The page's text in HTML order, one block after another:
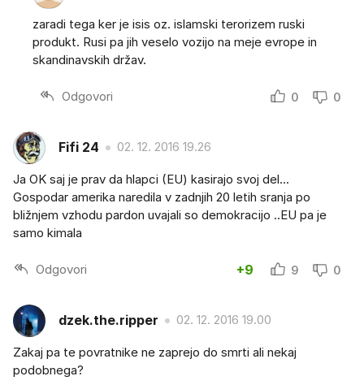
zaradi tega ker je isis oz. islamski terorizem ruski
produkt. Rusi pa jih veselo vozijo na meje evrope in
skandinavskih držav.
Odgovori 0 0
Fifi 24 02. 12. 2016 19.26
Ja OK saj je prav da hlapci (EU) kasirajo svoj del...
Gospodar amerika naredila v zadnjih 20 letih sranja po
bližnjem vzhodu pardon uvajali so demokracijo ..EU pa je
samo kimala
Odgovori +9 9 0
dzek.the.ripper 02. 12. 2016 19.00
Zakaj pa te povratnike ne zaprejo do smrti ali nekaj
podobnega?